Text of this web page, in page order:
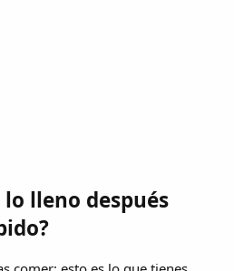
lleno después